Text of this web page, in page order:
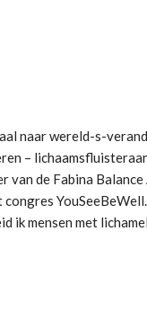
naar wereld-s-
–
van de Fabina Balance
ik mensen met